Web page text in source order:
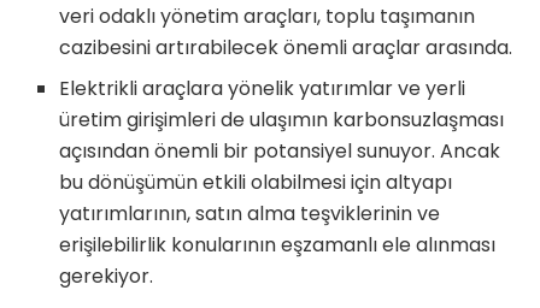
veri odaklı yönetim araçları, toplu taşımanın
cazibesini artırabilecek önemli araçlar arasında.
Elektrikli araçlara yönelik yatırımlar ve yerli
üretim girişimleri de ulaşımın karbonsuzlaşması
açısından önemli bir potansiyel sunuyor. Ancak
bu dönüşümün etkili olabilmesi için altyapı
yatırımlarının, satın alma teşviklerinin ve
erişilebilirlik konularının eşzamanlı ele alınması
gerekiyor.